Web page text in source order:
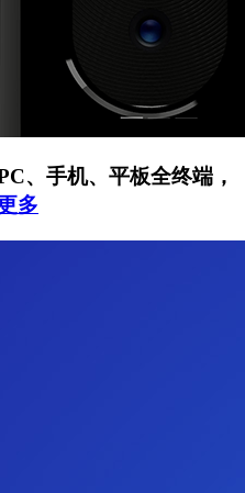
、手机、平板全终端，
多